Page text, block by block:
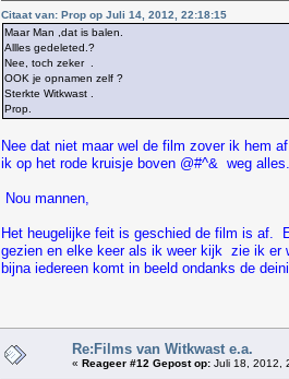
Citaat van: Prop op Juli 14, 2012, 22:18:15
Maar Man ,dat is balen.
Allles gedeleted.?
Nee, toch zeker .
OOK je opnamen zelf ?
Sterkte Witkwast .
Prop.
Nee dat niet maar wel de film zover ik hem
ik op het rode kruisje boven @#^& weg
Nou mannen,
Het heugelijke feit is geschied de film is af.
gezien en elke keer als ik weer kijk zie ik er
bijna iedereen komt in beeld ondanks de
Re:Films van Witkwast e.a.
« Reageer #12 Gepost op: Juli 18, 2012,